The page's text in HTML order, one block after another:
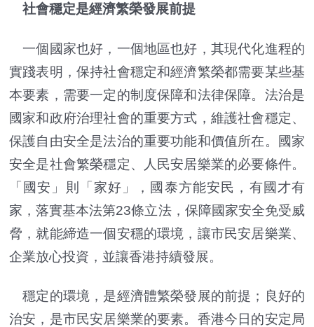
社會穩定是經濟繁榮發展前提
一個國家也好，一個地區也好，其現代化進程的
實踐表明，保持社會穩定和經濟繁榮都需要某些基
本要素，需要一定的制度保障和法律保障。法治是
國家和政府治理社會的重要方式，維護社會穩定、
保護自由安全是法治的重要功能和價值所在。國家
安全是社會繁榮穩定、人民安居樂業的必要條件。
「國安」則「家好」，國泰方能安民，有國才有
家，落實基本法第23條立法，保障國家安全免受威
脅，就能締造一個安穩的環境，讓市民安居樂業、
企業放心投資，並讓香港持續發展。
穩定的環境，是經濟體繁榮發展的前提；良好的
治安，是市民安居樂業的要素。香港今日的安定局